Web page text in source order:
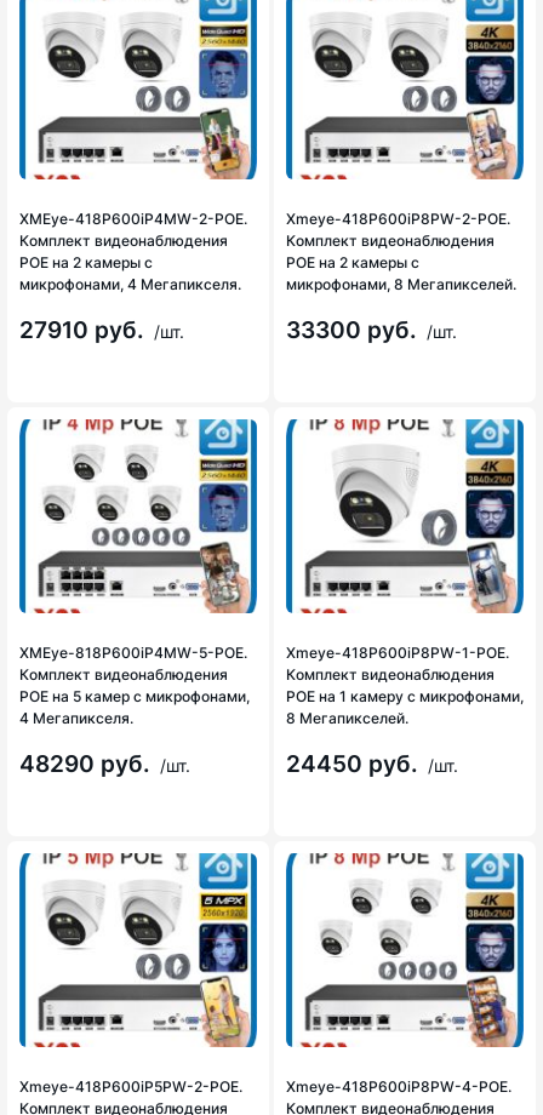
XMEye-418P600iP4MW-2-POE.
Комплект видеонаблюдения
POE на 2 камеры с
микрофонами, 4 Мегапикселя.
27910 руб. /шт.
Xmeye-418P600iP8PW-2-POE.
Комплект видеонаблюдения
POE на 2 камеры с
микрофонами, 8 Мегапикселей.
33300 руб. /шт.
XMEye-818P600iP4MW-5-POE.
Комплект видеонаблюдения
POE на 5 камер с микрофонами,
4 Мегапикселя.
48290 руб. /шт.
Xmeye-418P600iP8PW-1-POE.
Комплект видеонаблюдения
POE на 1 камеру с микрофонами,
8 Мегапикселей.
24450 руб. /шт.
Xmeye-418P600iP5PW-2-POE.
Комплект видеонаблюдения
Xmeye-418P600iP8PW-4-POE.
Комплект видеонаблюдения